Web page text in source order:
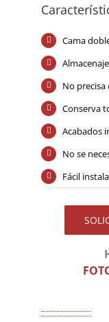
Cama
No precisa
Conserva
Acabados
No se
Fácil